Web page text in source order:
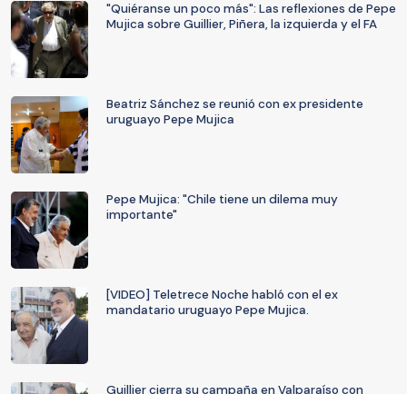
"Quiéranse un poco más": Las reflexiones de Pepe
Mujica sobre Guillier, Piñera, la izquierda y el FA
Beatriz Sánchez se reunió con ex presidente
uruguayo Pepe Mujica
Pepe Mujica: "Chile tiene un dilema muy
importante"
[VIDEO] Teletrece Noche habló con el ex
mandatario uruguayo Pepe Mujica.
Guillier cierra su campaña en Valparaíso con